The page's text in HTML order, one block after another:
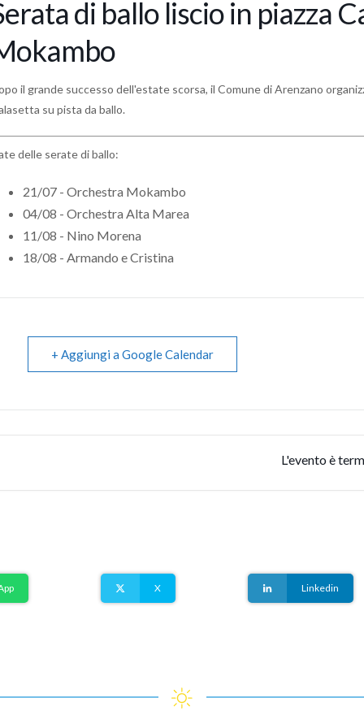
di ballo liscio in piazza
il grande successo dell'estate scorsa, il Comune di Arenzano
su pista da ballo.
delle serate di ballo:
21/07 - Orchestra Mokambo
04/08 - Orchestra Alta Marea
11/08 - Nino Morena
18/08 - Armando e Cristina
+ Aggiungi a Google Calendar
L'evento è
X Linkedin